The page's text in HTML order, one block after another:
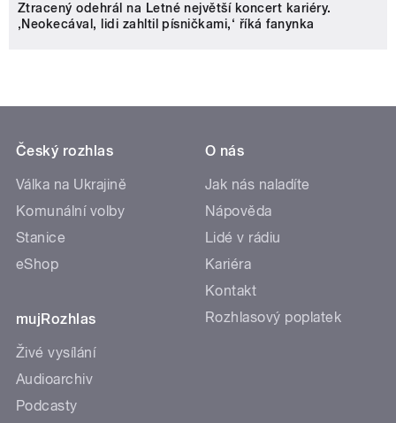
Ztracený odehrál na Letné největší koncert kariéry.
‚Neokecával, lidi zahltil písničkami,‘ říká fanynka
Český rozhlas
Válka na Ukrajině
Komunální volby
Stanice
eShop
mujRozhlas
Živé vysílání
Audioarchiv
Podcasty
O nás
Jak nás naladíte
Nápověda
Lidé v rádiu
Kariéra
Kontakt
Rozhlasový poplatek